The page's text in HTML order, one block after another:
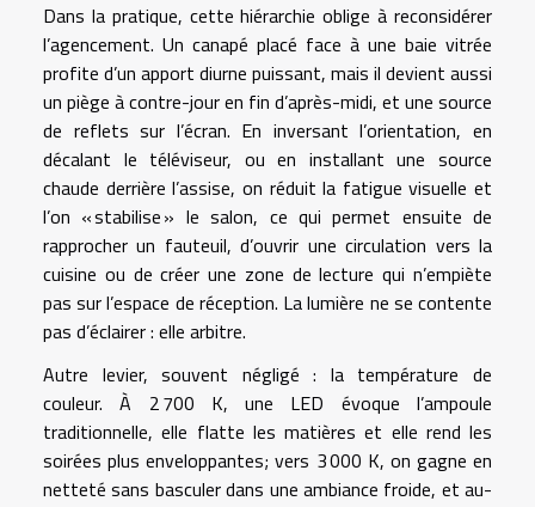
Dans la pratique, cette hiérarchie oblige à reconsidérer
l’agencement. Un canapé placé face à une baie vitrée
profite d’un apport diurne puissant, mais il devient aussi
un piège à contre-jour en fin d’après-midi, et une source
de reflets sur l’écran. En inversant l’orientation, en
décalant le téléviseur, ou en installant une source
chaude derrière l’assise, on réduit la fatigue visuelle et
l’on « stabilise » le salon, ce qui permet ensuite de
rapprocher un fauteuil, d’ouvrir une circulation vers la
cuisine ou de créer une zone de lecture qui n’empiète
pas sur l’espace de réception. La lumière ne se contente
pas d’éclairer : elle arbitre.
Autre levier, souvent négligé : la température de
couleur. À 2 700 K, une LED évoque l’ampoule
traditionnelle, elle flatte les matières et elle rend les
soirées plus enveloppantes; vers 3 000 K, on gagne en
netteté sans basculer dans une ambiance froide, et au-